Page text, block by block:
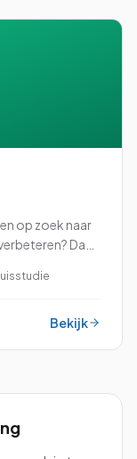
op zoek naar
Dan
Bekijk